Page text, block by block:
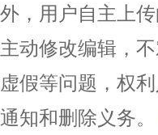
外，用户自主上
主动修改编辑，
虚假等问题，权
通知和删除义务。